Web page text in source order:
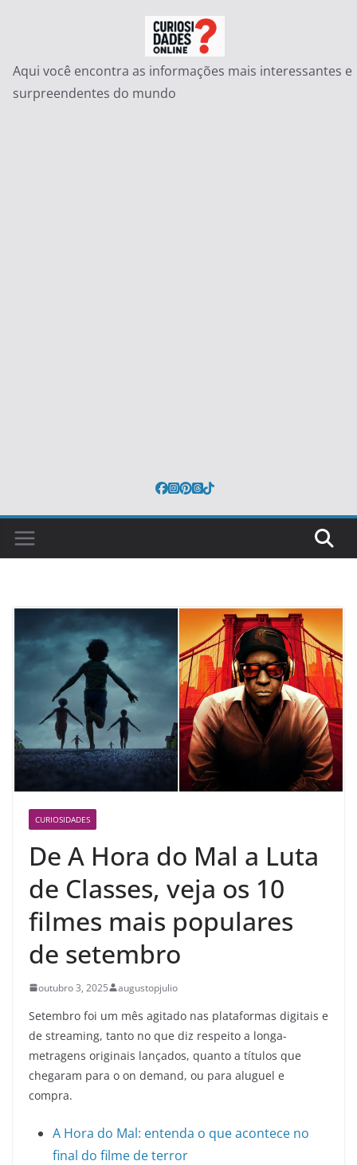
conteúdo
Aqui você encontra as informações mais interessantes e
surpreendentes do mundo
CURIOSIDADES
De A Hora do Mal a Luta
de Classes, veja os 10
filmes mais populares
de setembro
outubro 3, 2025 augustopjulio
Setembro foi um mês agitado nas plataformas digitais e
de streaming, tanto no que diz respeito a longa-
metragens originais lançados, quanto a títulos que
chegaram para o on demand, ou para aluguel e
compra.
A Hora do Mal: entenda o que acontece no
final do filme de terror